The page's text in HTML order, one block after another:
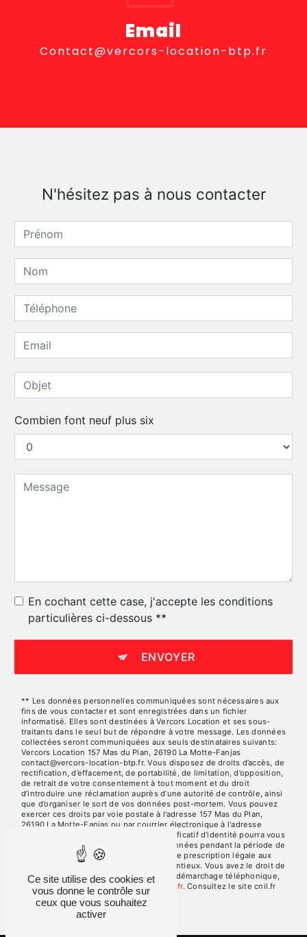
Email
contact@vercors-location-btp.fr
N'hésitez pas à nous contacter
Combien font neuf plus six
En cochant cette case, j'accepte les conditions
particulières ci-dessous **
ENVOYER
** Les données personnelles communiquées sont nécessaires aux
fins de vous contacter et sont enregistrées dans un fichier
informatisé. Elles sont destinées à Vercors Location et ses sous-
traitants dans le seul but de répondre à votre message. Les données
collectées seront communiquées aux seuls destinataires suivants:
Vercors Location 157 Mas du Plan, 26190 La Motte-Fanjas
contact@vercors-location-btp.fr. Vous disposez de droits d’accès, de
rectification, d’effacement, de portabilité, de limitation, d’opposition,
de retrait de votre consentement à tout moment et du droit
d’introduire une réclamation auprès d’une autorité de contrôle, ainsi
que d’organiser le sort de vos données post-mortem. Vous pouvez
exercer ces droits par voie postale à l'adresse 157 Mas du Plan,
26190 La Motte-Fanjas ou par courrier électronique à l'adresse
contact@vercors-location-btp.fr. Un justificatif d'identité pourra vous
être demandé. Nous conservons vos données pendant la période de
prise de contact puis pendant la durée de prescription légale aux
fins probatoires et de gestion des contentieux. Vous avez le droit de
vous inscrire sur la liste d'opposition au démarchage téléphonique,
disponible à cette adresse: Bloctel.gouv.fr. Consultez le site cnil.fr
pour plus d’informations sur vos droits.
Ce site utilise des cookies et
vous donne le contrôle sur
ceux que vous souhaitez
activer